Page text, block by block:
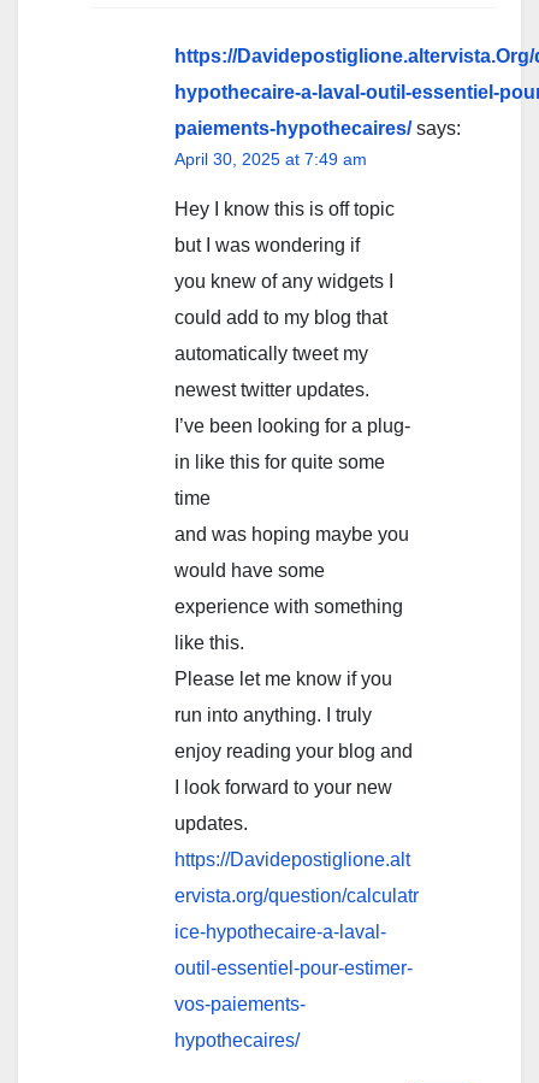
https://
hypothecaire-a-laval-outil-essentiel-
paiements-hypothecaires/ says:
April 30, 2025 at 7:49 am
Hey I know this is off topic
but I was wondering if
you knew of any widgets I
could add to my blog that
automatically tweet my
newest twitter updates.
I’ve been looking for a plug-
in like this for quite some
time
and was hoping maybe you
would have some
experience with something
like this.
Please let me know if you
run into anything. I truly
enjoy reading your blog and
I look forward to your new
updates.
https://Davidepostiglione.alt
ervista.org/question/calculatr
ice-hypothecaire-a-laval-
outil-essentiel-pour-estimer-
vos-paiements-
hypothecaires/